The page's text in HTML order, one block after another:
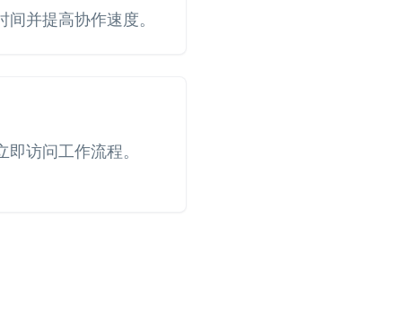
并提高协作速度。
访问工作流程。